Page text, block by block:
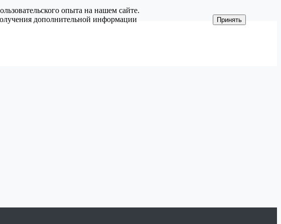
опыта на нашем сайте.
дополнительной информации
Принять